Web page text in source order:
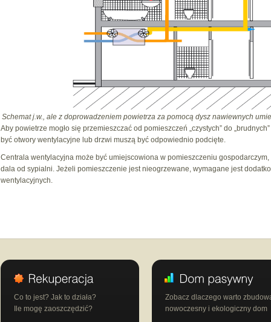
Schemat j.w., ale z doprowadzeniem powietrza za pomocą dysz nawiewnych
Aby powietrze mogło się przemieszczać od pomieszczeń „czystych” do
być otwory wentylacyjne lub drzwi muszą być odpowiednio podcięte.
Centrala wentylacyjna może być umiejscowiona w pomieszczeniu
dala od sypialni. Jeżeli pomieszczenie jest nieogrzewane, wymagane jest
wentylacyjnych.
Co to jest? Jak to działa?
Ile mogę zaoszczędzić?
Zobacz dlaczego warto
nowoczesny i ekologiczny dom